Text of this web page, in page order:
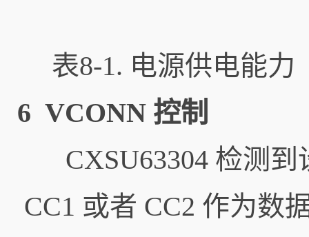
表8-1. 电源供电能力
6 VCONN 控制
CXSU63304 检测到
CC1 或者 CC2 作为数